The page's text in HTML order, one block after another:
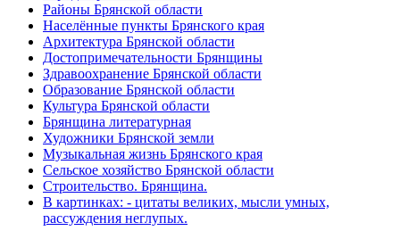
Районы Брянской области
Населённые пункты Брянского края
Архитектура Брянской области
Достопримечательности Брянщины
Здравоохранение Брянской области
Образование Брянской области
Культура Брянской области
Брянщина литературная
Художники Брянской земли
Музыкальная жизнь Брянского края
Сельское хозяйство Брянской области
Строительство. Брянщина.
В картинках: - цитаты великих, мысли умных,
рассуждения неглупых.